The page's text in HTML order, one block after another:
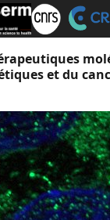
et du
panel